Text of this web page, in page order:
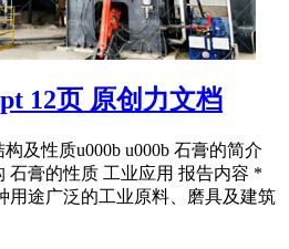
12页 原创力文档
及性质u000b u000b 石膏的简介
石膏的性质 工业应用 报告内容 *
用途广泛的工业原料、磨具及建筑